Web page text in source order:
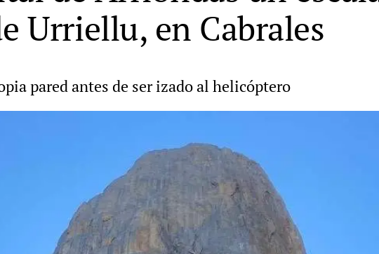
Urriellu, en Cabrales
pared antes de ser izado al helicóptero